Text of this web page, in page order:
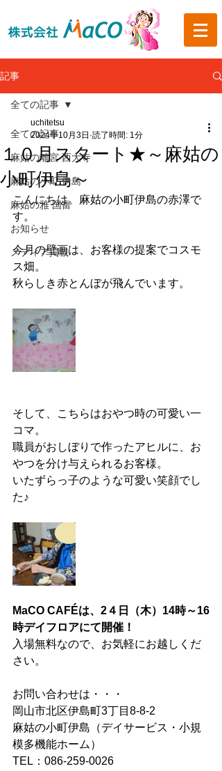
記事
全ての記事
麻姑の離宮 西大寺
麻姑の小町 伊島
麻姑の雅 国富
お知らせ
メディア掲載
全ての記事
１０月スタート★～麻姑の
小町伊島～
uchitetsu
2024年10月3日 読了時間: 1分
こんにちは。麻姑の小町伊島の赤澤で
す。
今月の壁画は、お客様の提案でコスモ
ス畑。
秋らしき赤とんぼが飛んでいます。
そして、こちらはおやつ時の可愛い一
コマ。
職員がおしぼりで作ったアヒルに、お
やつを分け与えられるお客様。
いたずらっ子のような可愛い笑顔でし
た♪
MaCO CAFÉは、2４日（木）14時～16
時デイフロアにて開催！
入場無料なので、お気軽にお越しくだ
さい。
お問い合わせは・・・
岡山市北区伊島町3丁目8-8-2
麻姑の小町伊島（デイサービス・小規
模多機能ホーム）
TEL：086-259-0026